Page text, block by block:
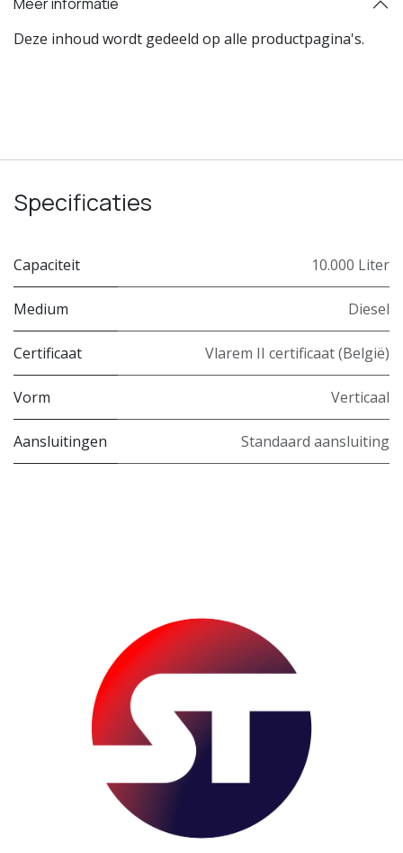
Deze inhoud wordt gedeeld op alle productpagina's.
Specificaties
Capaciteit 10.000 Liter
Medium Diesel
Certificaat Vlarem II certificaat (België)
Vorm Verticaal
Aansluitingen Standaard aansluiting